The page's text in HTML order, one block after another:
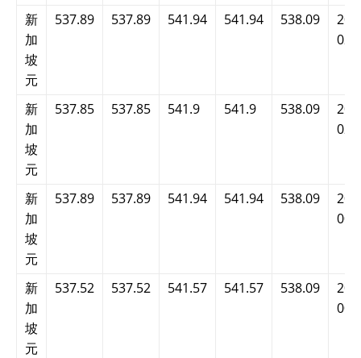
新
加
坡
元
537.89 537.89 541.94 541.94 538.09
新
加
坡
元
537.85 537.85 541.9 541.9 538.09
新
加
坡
元
537.89 537.89 541.94 541.94 538.09
新
加
坡
元
537.52 537.52 541.57 541.57 538.09